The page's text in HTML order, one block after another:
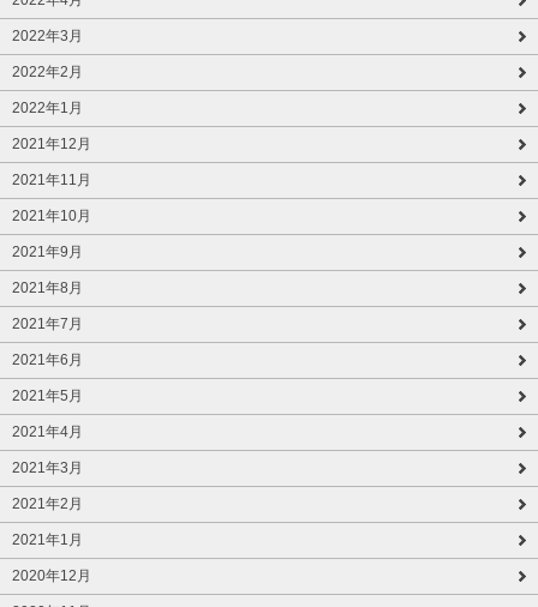
2022年3月
2022年2月
2022年1月
2021年12月
2021年11月
2021年10月
2021年9月
2021年8月
2021年7月
2021年6月
2021年5月
2021年4月
2021年3月
2021年2月
2021年1月
2020年12月